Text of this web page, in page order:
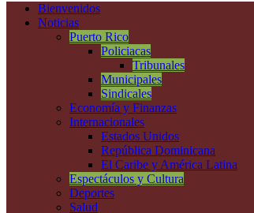
Bienvenidos
Noticias
Puerto Rico
Policiacas
Tribunales
Municipales
Sindicales
Economía y Finanzas
Internacionales
Estados Unidos
República Dominicana
El Caribe y América Latina
Espectáculos y Cultura
Deportes
Salud